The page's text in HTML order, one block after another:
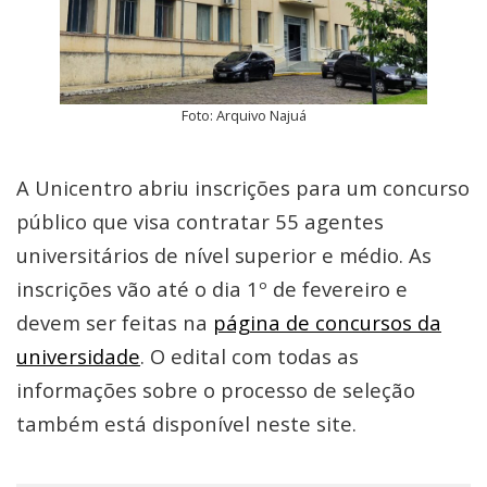
Foto: Arquivo Najuá
A Unicentro abriu inscrições para um concurso
público que visa contratar 55 agentes
universitários de nível superior e médio. As
inscrições vão até o dia 1º de fevereiro e
devem ser feitas na página de concursos da
universidade. O edital com todas as
informações sobre o processo de seleção
também está disponível neste site.